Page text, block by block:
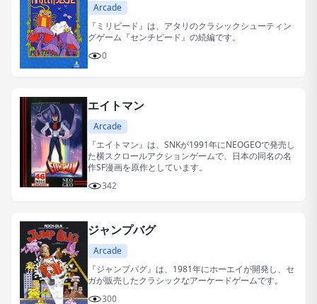
最近プレイ
Arcade
『ミリピード』は、アタリのクラシックシューティン
グゲーム『センチピード』の続編です。
0
エイトマン
Arcade
『エイトマン』は、SNKが1991年にNEOGEOで発売し
た横スクロールアクションゲームで、日本の同名の名
作SF漫画を原作としています。
342
ジャンプバグ
Arcade
『ジャンプバグ』は、1981年にホーエイが開発し、セ
ガが販売したクラシックなアーケードゲームです。
300